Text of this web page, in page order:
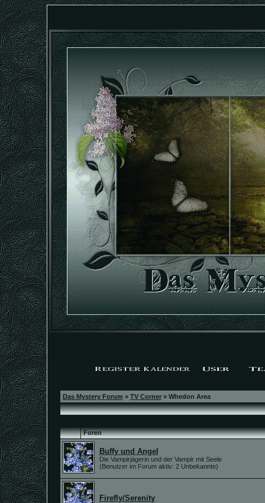
Das Mystery Forum » TV Corner» Whedon Area
Foren
Buffy und Angel
Die Vampirjägerin und der Vampir mit Seele
(Benutzer im Forum aktiv: 2 Unbekannte)
Firefly/Serenity